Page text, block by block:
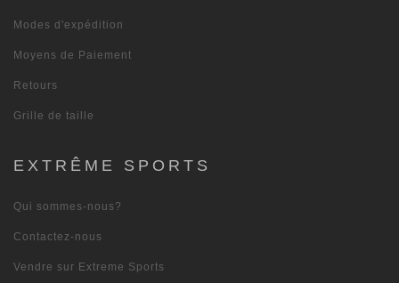
Modes d'expédition
Moyens de Paiement
Retours
Grille de taille
EXTRÊME SPORTS
Qui sommes-nous?
Contactez-nous
Vendre sur Extreme Sports